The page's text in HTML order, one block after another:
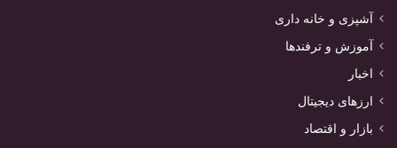
آشپزی و خانه داری
آموزش و ترفندها
اخبار
ارزهای دیجیتال
بازار و اقتصاد